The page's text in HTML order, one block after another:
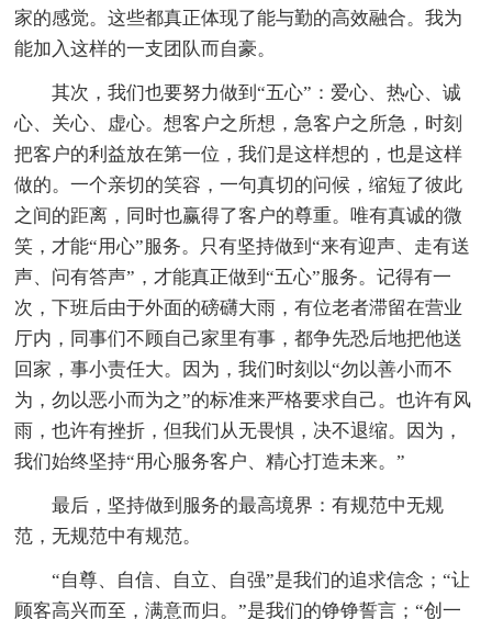
家的感觉。这些都真正体现了能与勤的高效融合。我为
能加入这样的一支团队而自豪。
其次，我们也要努力做到“五心”：爱心、热心、诚
心、关心、虚心。想客户之所想，急客户之所急，时刻
把客户的利益放在第一位，我们是这样想的，也是这样
做的。一个亲切的笑容，一句真切的问候，缩短了彼此
之间的距离，同时也赢得了客户的尊重。唯有真诚的微
笑，才能“用心”服务。只有坚持做到“来有迎声、走有送
声、问有答声”，才能真正做到“五心”服务。记得有一
次，下班后由于外面的磅礴大雨，有位老者滞留在营业
厅内，同事们不顾自己家里有事，都争先恐后地把他送
回家，事小责任大。因为，我们时刻以“勿以善小而不
为，勿以恶小而为之”的标准来严格要求自己。也许有风
雨，也许有挫折，但我们从无畏惧，决不退缩。因为，
我们始终坚持“用心服务客户、精心打造未来。”
最后，坚持做到服务的最高境界：有规范中无规
范，无规范中有规范。
“自尊、自信、自立、自强”是我们的追求信念；“让
顾客高兴而至，满意而归。”是我们的铮铮誓言；“创一